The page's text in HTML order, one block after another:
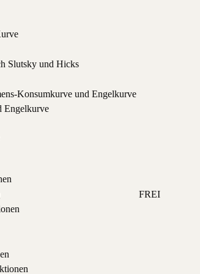
Slut­sky und Hicks
Kon­sum­kur­ve und Engelkurve
Engelkurve
FREI